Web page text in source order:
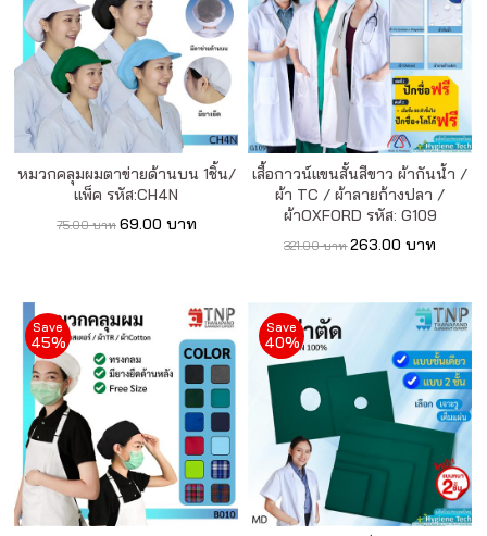
เนื้อหา
เกี่ยว
กับ
เรา
ติดต่อ
เรา
หมวกคลุมผมตาข่ายด้านบน 1ชิ้น/
แพ็ค รหัส:CH4N
75.00 บาท 69.00 บาท
เสื้อกาวน์แขนสั้นสีขาว ผ้ากันน้ำ /
ผ้า TC / ผ้าลายก้างปลา /
ผ้าOXFORD รหัส: G109
321.00 บาท 263.00 บาท
Save
45%
Save
40%